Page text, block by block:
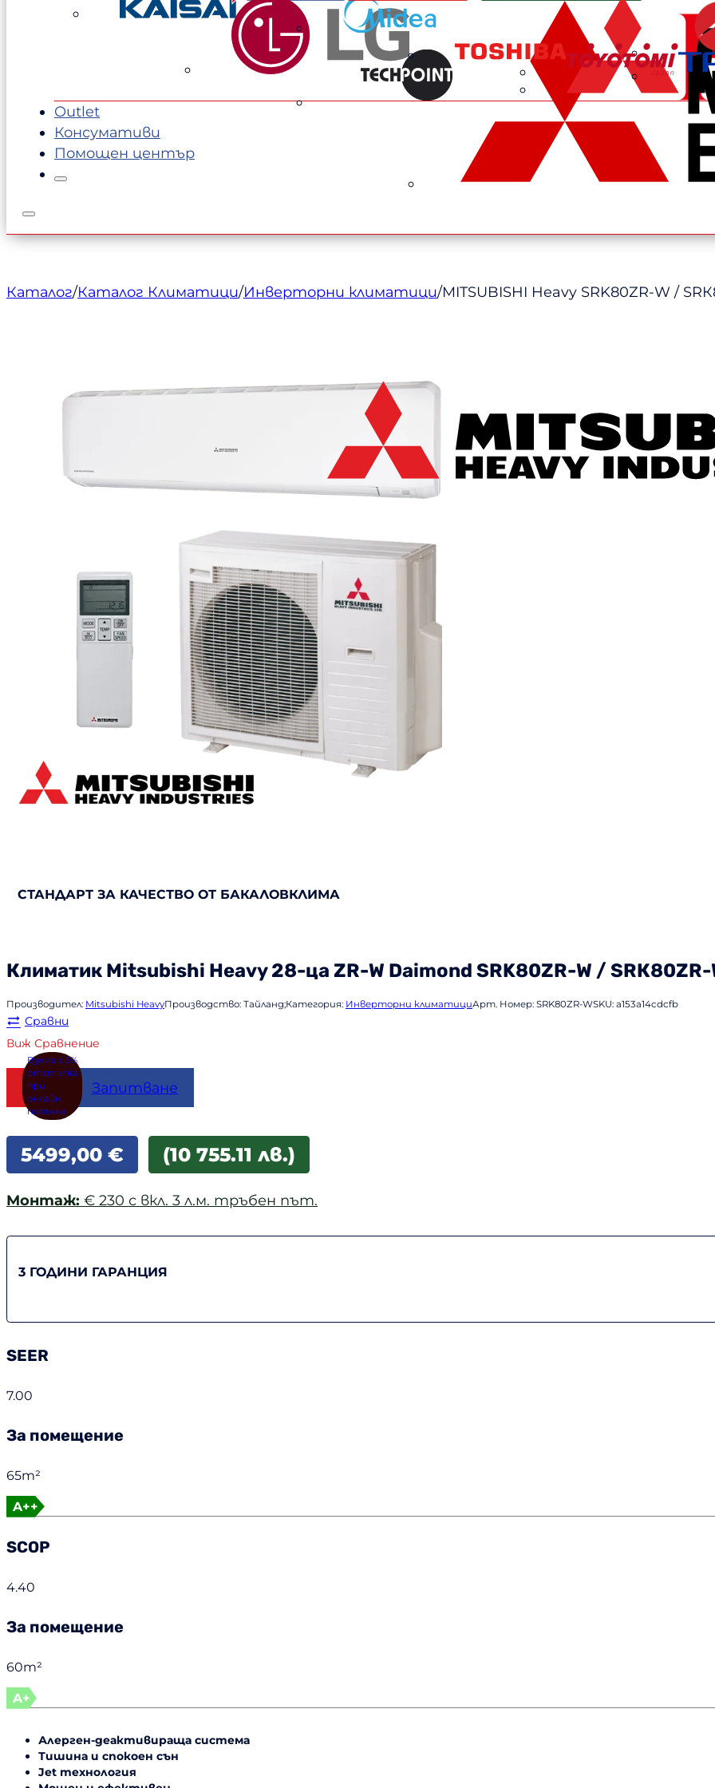
was:
1290,00 €.
е:
1199,00 €.
Outlet
Консумативи
Помощен център
Каталог/Каталог Климатици/Инверторни климатици/MITSUBISHI Heavy SRK80ZR-W /
СТАНДАРТ ЗА КАЧЕСТВО ОТ БАКАЛОВКЛИМА
Климатик Mitsubishi Heavy28-ца ZR-W Daimond SRK80ZR-W / SRК80ZR-
Производител: Mitsubishi HeavyПроизводство: Тайланд;Категория: Инверторни климатициАрт. Номер: SRK80ZR-WSKU: a153a14cdcfb
Сравни
Виж Сравнение
Купи Запитване
5499,00 € (10 755.11 лв.)
Монтаж: € 230 с вкл. 3 л.м. тръбен път.
3 ГОДИНИ ГАРАНЦИЯ
SEER
7.00
За помещение
65m²
A++
SCOP
4.40
За помещение
60m²
A+
Алерген-деактивираща система
Тишина и спокоен сън
Jet технология